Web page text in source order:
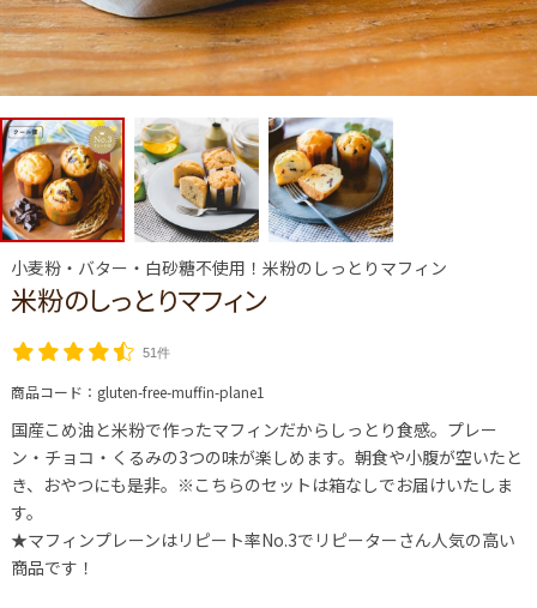
小麦粉・バター・白砂糖不使用！米粉のしっとりマフィン
米粉のしっとりマフィン
51件
商品コード： gluten-free-muffin-plane1
国産こめ油と米粉で作ったマフィンだからしっとり食感。プレー
ン・チョコ・くるみの3つの味が楽しめます。朝食や小腹が空いたと
き、おやつにも是非。※こちらのセットは箱なしでお届けいたしま
す。
★マフィンプレーンはリピート率No.3でリピーターさん人気の高い
商品です！